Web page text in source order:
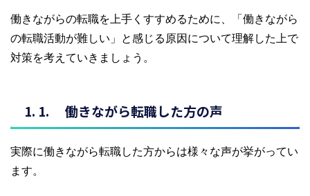
働きながらの転職を上手くすすめるために、「働きながら
の転職活動が難しい」と感じる原因について理解した上で
対策を考えていきましょう。
働きながら転職した方の声
実際に働きながら転職した方からは様々な声が挙がってい
ます。